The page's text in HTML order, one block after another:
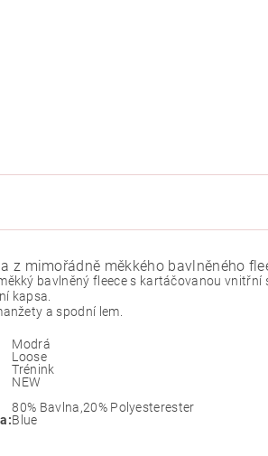
z mimořádně měkkého bavlněného
bavlněný fleece s kartáčovanou vnitřní
kapsa.
a spodní lem.
Modrá
Loose
Trénink
NEW
80% Bavlna,20% Polyesterester
Blue